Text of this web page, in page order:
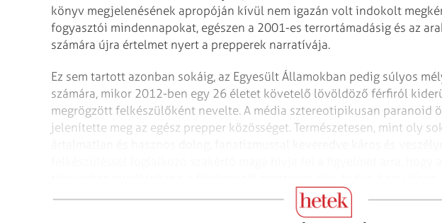
könyv megjelenésének apropóján kívül nem igazán volt indokolt
fogyasztói mindennapokat, egészen a 2001-es terrortámadásig és az
számára újra értelmet nyert a prepperek narratívája.
Ez sem tartott azonban sokáig, az Egyesült Államokban pedig súlyos
számára, mikor 2012-ben egy 26 életet követelő lövöldöző férfiról
megrögzött felkészülőként nevelte. A média sztereotipikusan paranoid
jelenítette meg az egész prepper közösséget. Természetesen, mint oly
telhetőt megtett a krízishelyzet megfelelő kezelése érdekében.